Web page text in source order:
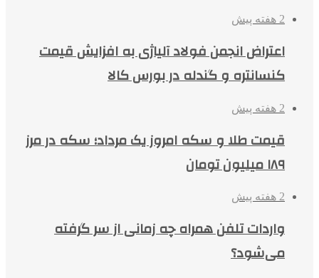
2 هفته پیش
اعتراض انجمن فولاد آلیاژی به افزایش قیمت
کنسانتره و گندله در بورس کالا
2 هفته پیش
قیمت طلا و سکه امروز یک مرداد؛ سکه در مرز
۱۸۹ میلیون تومان
2 هفته پیش
واردات تلفن همراه چه زمانی از سر گرفته
می‌شود؟